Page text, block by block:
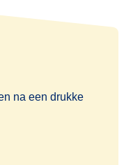
na een drukke